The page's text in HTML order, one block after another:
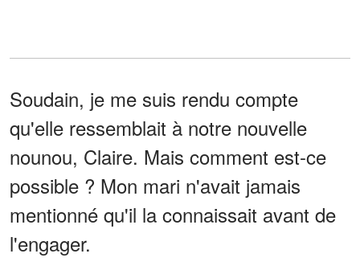
Soudain, je me suis rendu compte
qu'elle ressemblait à notre nouvelle
nounou, Claire. Mais comment est-ce
possible ? Mon mari n'avait jamais
mentionné qu'il la connaissait avant de
l'engager.